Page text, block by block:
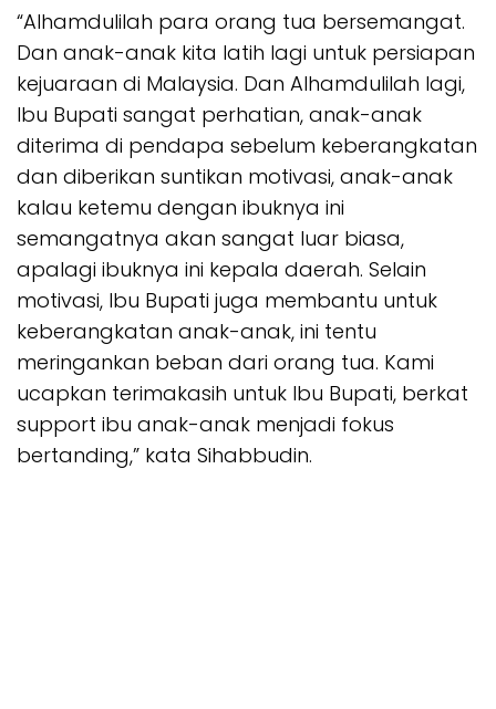
“Alhamdulilah para orang tua bersemangat.
Dan anak-anak kita latih lagi untuk persiapan
kejuaraan di Malaysia. Dan Alhamdulilah lagi,
Ibu Bupati sangat perhatian, anak-anak
diterima di pendapa sebelum keberangkatan
dan diberikan suntikan motivasi, anak-anak
kalau ketemu dengan ibuknya ini
semangatnya akan sangat luar biasa,
apalagi ibuknya ini kepala daerah. Selain
motivasi, Ibu Bupati juga membantu untuk
keberangkatan anak-anak, ini tentu
meringankan beban dari orang tua. Kami
ucapkan terimakasih untuk Ibu Bupati, berkat
support ibu anak-anak menjadi fokus
bertanding,” kata Sihabbudin.